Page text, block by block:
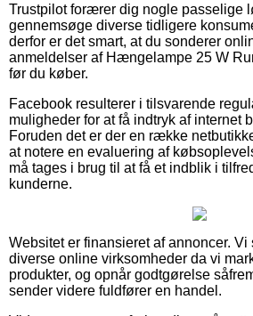
Trustpilot forærer dig nogle passelige
gennemsøge diverse tidligere
derfor er det smart, at du sonderer
anmeldelser af Hængelampe 25 W
før du køber.
Facebook resulterer i tilsvarende
muligheder for at få indtryk af internet
Foruden det er der en række
at notere en evaluering af
må tages i brug til at få et indblik i
kunderne.
Websitet er finansieret af annoncer. Vi
diverse online virksomheder da vi
produkter, og opnår godtgørelse
sender videre fuldfører en handel.